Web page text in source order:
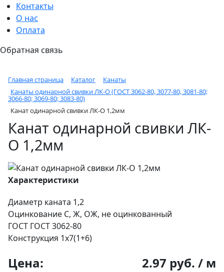
Контакты
О нас
Оплата
Обратная связь
Главная страница Каталог
Канаты
Канаты одинарной свивки ЛК-О (ГОСТ 3062-80, 3077-80, 3081-80;
3066-80; 3069-80; 3083-80)
Канат одинарной свивки ЛК-О 1,2мм
Канат одинарной свивки ЛК-
О 1,2мм
Характеристики
Диаметр каната 1,2
Оцинкование С, Ж, ОЖ, не оцинкованный
ГОСТ ГОСТ 3062-80
Конструкция 1х7(1+6)
Цена: 2.97 руб. / м